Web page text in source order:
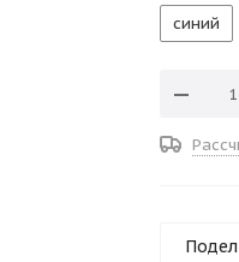
синий